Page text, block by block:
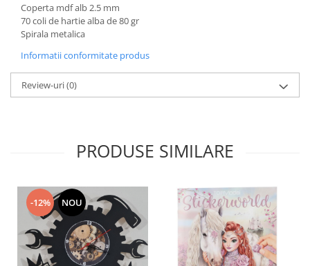
Pixuri
Rollere
Stilouri
Laminatoare si accesorii
Liniare , truse geometrie
Markere si Carioci
Carioci
Markere
Markere Acrilice
Markere creta lichida
Markere Evidentiatoare Highlighter
Coperta mdf alb 2.5 mm
70 coli de hartie alba de 80 gr
Spirala metalica
Informatii conformitate produs
Review-uri(0)
PRODUSE SIMILARE
-12% NOU